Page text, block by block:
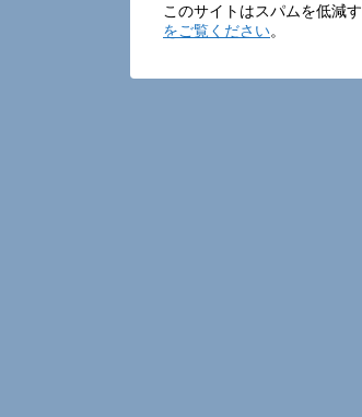
このサイトはスパムを低減
をご覧ください。